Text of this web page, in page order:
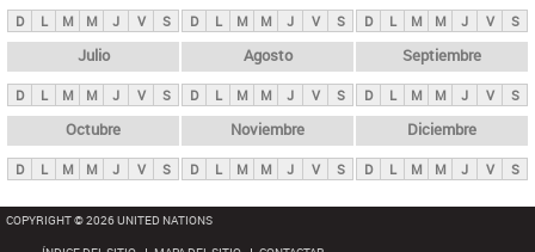
i
p
a
l
s
D L M M J V S D L M M J V S D L M M J V S
Julio
D L M M J V S
Agosto
D L M M J V S
Septiembre
D L M M J V S
Octubre
D L M M J V S
Noviembre
D L M M J V S
Diciembre
D L M M J V S
COPYRIGHT © 2026 UNITED NATIONS